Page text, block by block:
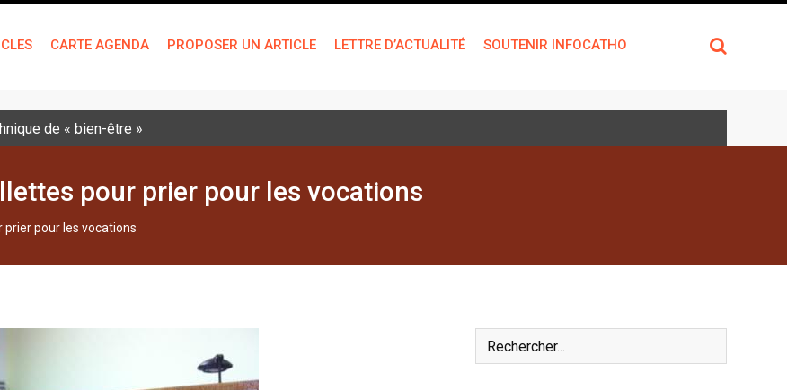
CARTE AGENDA PROPOSER UN ARTICLE LETTRE D’ACTUALITÉ SOUTENIR INFOCATHO
de « bien-être »
pour prier pour les vocations
prier pour les vocations